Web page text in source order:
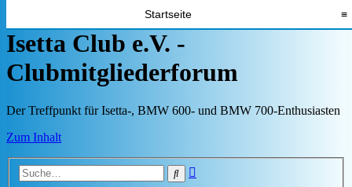
Startseite ≡
Isetta Club e.V. -
Clubmitgliederforum
Der Treffpunkt für Isetta-, BMW 600- und BMW 700-Enthusiasten
Zum Inhalt
Suche